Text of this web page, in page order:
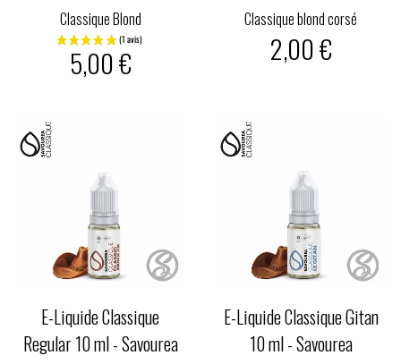
Classique Blond
5,00 €
Classique blond corsé
2,00 €
E-Liquide Classique
Regular 10 ml - Savourea
E-Liquide Classique Gitan
10 ml - Savourea